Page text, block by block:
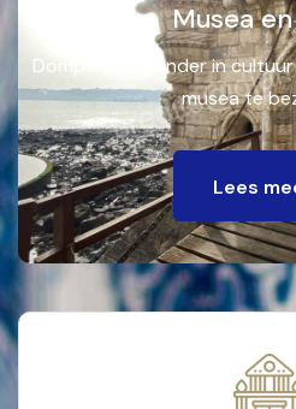
Musea
Dompel jezelf onder in
musea te
Lees